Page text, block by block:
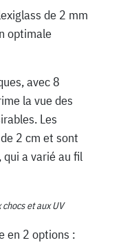
de 2 mm
optimale
avec 8
la vue des
Les
2 cm et sont
, qui a varié au fil
et aux UV
en 2 options :